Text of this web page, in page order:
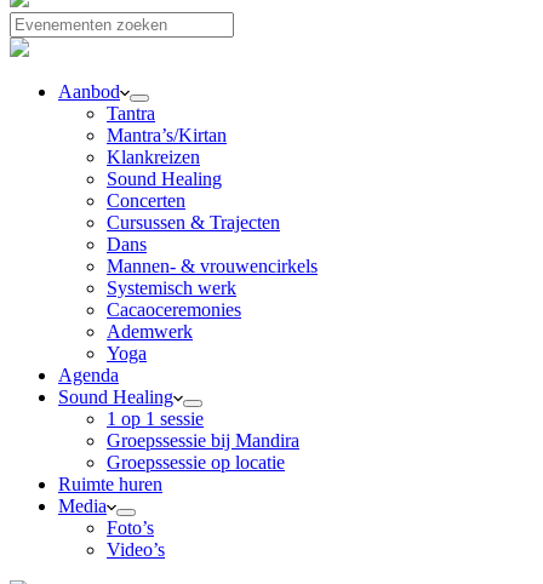
Aanbod
Tantra
Mantra’s/Kirtan
Klankreizen
Sound Healing
Concerten
Cursussen & Trajecten
Dans
Mannen- & vrouwencirkels
Systemisch werk
Cacaoceremonies
Ademwerk
Yoga
Agenda
Sound Healing
1 op 1 sessie
Groepssessie bij Mandira
Groepssessie op locatie
Ruimte huren
Media
Foto’s
Video’s